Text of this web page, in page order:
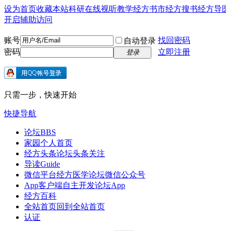
设为首页收藏本站科研在线视听教学经方书市经方搜书经方导
开启辅助访问
账号 自动登录 找回密码
密码
登录 立即注册
只需一步，快速开始
快捷导航
论坛BBS
家园个人首页
经方头条论坛头条关注
导读Guide
微信平台经方医学论坛微信公众号
App客户端自主开发论坛App
经方百科
全站首页回到全站首页
认证